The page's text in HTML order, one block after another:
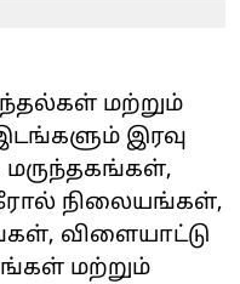
மற்றும்
இரவு
மருந்தகங்கள்,
நிலையங்கள்,
விளையாட்டு
மற்றும்